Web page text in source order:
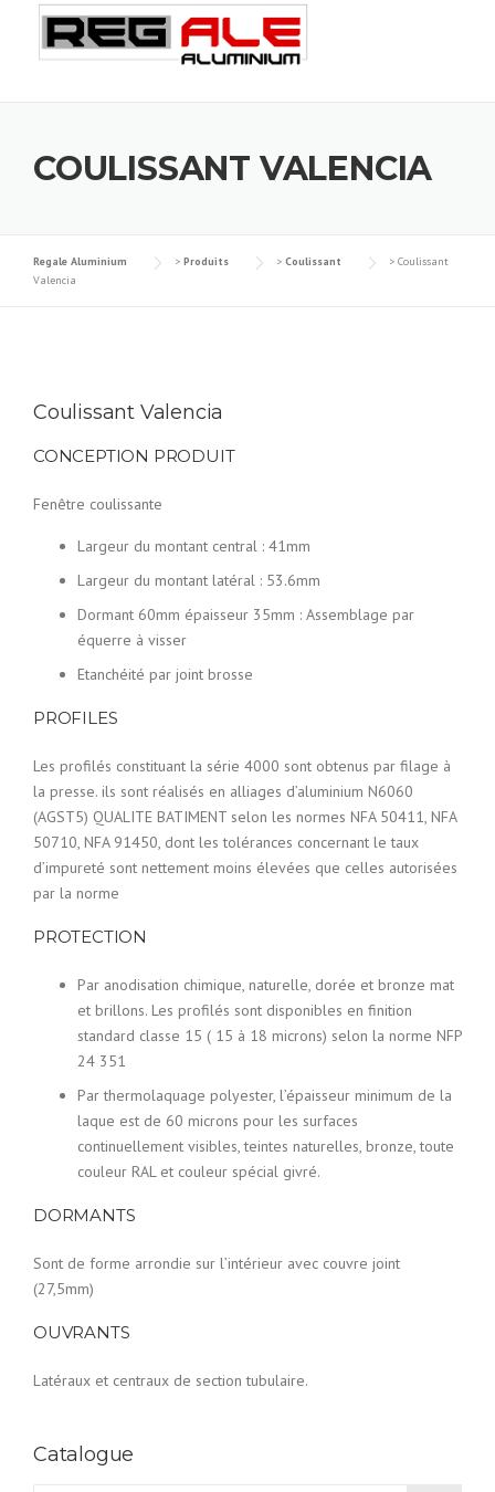
content
COULISSANT VALENCIA
Regale Aluminium > Produits > Coulissant > Coulissant
Valencia
Coulissant Valencia
CONCEPTION PRODUIT
Fenêtre coulissante
Largeur du montant central : 41mm
Largeur du montant latéral : 53.6mm
Dormant 60mm épaisseur 35mm : Assemblage par
équerre à visser
Etanchéité par joint brosse
PROFILES
Les profilés constituant la série 4000 sont obtenus par filage à
la presse. ils sont réalisés en alliages d’aluminium N6060
(AGST5) QUALITE BATIMENT selon les normes NFA 50411, NFA
50710, NFA 91450, dont les tolérances concernant le taux
d’impureté sont nettement moins élevées que celles autorisées
par la norme
PROTECTION
Par anodisation chimique, naturelle, dorée et bronze mat
et brillons. Les profilés sont disponibles en finition
standard classe 15 ( 15 à 18 microns) selon la norme NFP
24 351
Par thermolaquage polyester, l’épaisseur minimum de la
laque est de 60 microns pour les surfaces
continuellement visibles, teintes naturelles, bronze, toute
couleur RAL et couleur spécial givré.
DORMANTS
Sont de forme arrondie sur l’intérieur avec couvre joint
(27,5mm)
OUVRANTS
Latéraux et centraux de section tubulaire.
Catalogue